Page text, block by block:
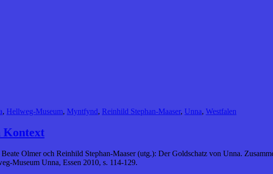
, Hellweg-Museum, Myntfynd, Reinhild Stephan-Maaser, Unna, Westfalen
Kontext
Olmer och Reinhild Stephan-Maaser (utg.): Der Goldschatz von Unna.
Museum Unna, Essen 2010, s. 114-129.